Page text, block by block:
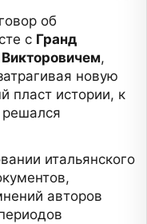
об
с Гранд
,
новую
пласт истории, к
решался
итальянского
авторов